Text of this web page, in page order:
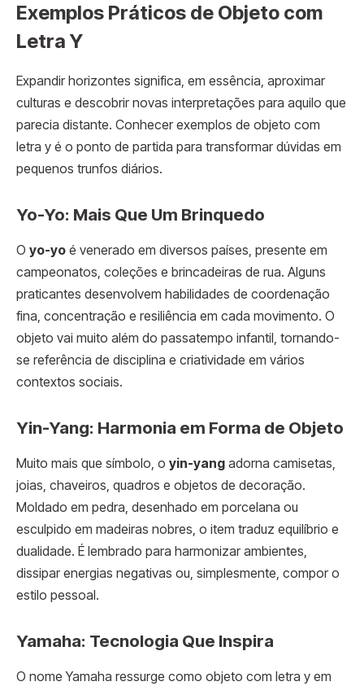
Exemplos Práticos de Objeto com
Letra Y
Expandir horizontes significa, em essência, aproximar
culturas e descobrir novas interpretações para aquilo que
parecia distante. Conhecer exemplos de objeto com
letra y é o ponto de partida para transformar dúvidas em
pequenos trunfos diários.
Yo-Yo: Mais Que Um Brinquedo
O yo-yo é venerado em diversos países, presente em
campeonatos, coleções e brincadeiras de rua. Alguns
praticantes desenvolvem habilidades de coordenação
fina, concentração e resiliência em cada movimento. O
objeto vai muito além do passatempo infantil, tornando-
se referência de disciplina e criatividade em vários
contextos sociais.
Yin-Yang: Harmonia em Forma de Objeto
Muito mais que símbolo, o yin-yang adorna camisetas,
joias, chaveiros, quadros e objetos de decoração.
Moldado em pedra, desenhado em porcelana ou
esculpido em madeiras nobres, o item traduz equilíbrio e
dualidade. É lembrado para harmonizar ambientes,
dissipar energias negativas ou, simplesmente, compor o
estilo pessoal.
Yamaha: Tecnologia Que Inspira
O nome Yamaha ressurge como objeto com letra y em